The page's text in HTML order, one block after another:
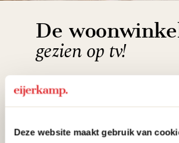
Deze website maakt gebruik van
De
gezien op tv!
Wie kent het programma